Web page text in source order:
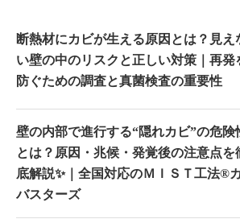
断熱材にカビが生える原因とは？見え
い壁の中のリスクと正しい対策｜再発
防ぐための調査と真菌検査の重要性
壁の内部で進行する“隠れカビ”の危険
とは？原因・兆候・発覚後の注意点を
底解説✨｜全国対応のＭＩＳＴ工法®
バスターズ